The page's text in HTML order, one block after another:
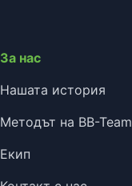
За нас
Нашата история
Методът на BB-Team
Екип